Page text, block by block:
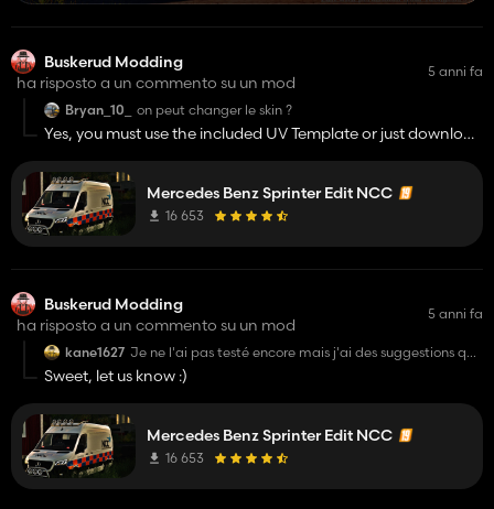
Buskerud Modding
ha risposto a un commento su un mod
5 anni fa
Bryan_10_ on peut changer le skin ?
Yes, you must use the included UV Template or just download
mods/vehicles/mercedes-benz-sprinter-mk4-v0-5/
use the template there :DMercedes Benz Sprinter Edit NCC
16 653
Buskerud Modding
ha risposto a un commento su un mod
5 anni fa
kane1627 Je ne l'ai pas testé encore mais j'ai des suggestions que
je mettrais une fois testé mais en tout cas merci
Sweet, let us know :)
Mercedes Benz Sprinter Edit NCC
16 653